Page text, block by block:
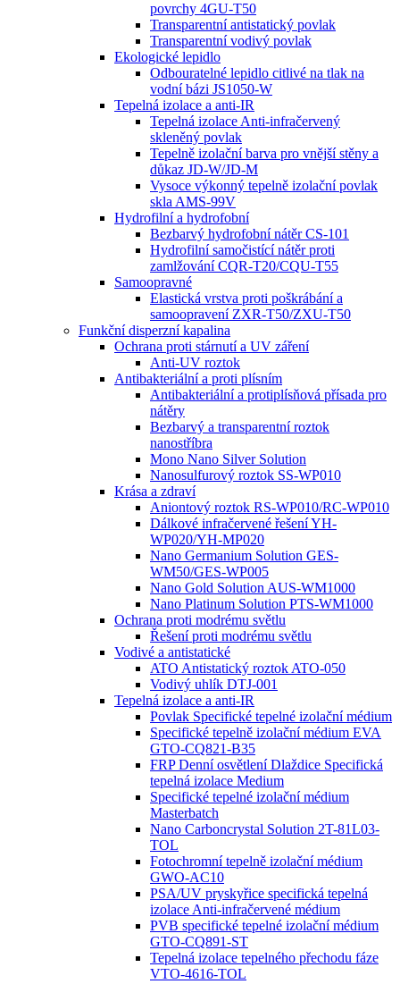
povrchy 4GU-T50
Transparentní antistatický povlak
Transparentní vodivý povlak
Ekologické lepidlo
Odbouratelné lepidlo citlivé na tlak na
vodní bázi JS1050-W
Tepelná izolace a anti-IR
Tepelná izolace Anti-infračervený
skleněný povlak
Tepelně izolační barva pro vnější stěny a
důkaz JD-W/JD-M
Vysoce výkonný tepelně izolační povlak
skla AMS-99V
Hydrofilní a hydrofobní
Bezbarvý hydrofobní nátěr CS-101
Hydrofilní samočistící nátěr proti
zamlžování CQR-T20/CQU-T55
Samoopravné
Elastická vrstva proti poškrábání a
samoopravení ZXR-T50/ZXU-T50
Funkční disperzní kapalina
Ochrana proti stárnutí a UV záření
Anti-UV roztok
Antibakteriální a proti plísním
Antibakteriální a protiplísňová přísada pro
nátěry
Bezbarvý a transparentní roztok
nanostříbra
Mono Nano Silver Solution
Nanosulfurový roztok SS-WP010
Krása a zdraví
Aniontový roztok RS-WP010/RC-WP010
Dálkové infračervené řešení YH-
WP020/YH-MP020
Nano Germanium Solution GES-
WM50/GES-WP005
Nano Gold Solution AUS-WM1000
Nano Platinum Solution PTS-WM1000
Ochrana proti modrému světlu
Řešení proti modrému světlu
Vodivé a antistatické
ATO Antistatický roztok ATO-050
Vodivý uhlík DTJ-001
Tepelná izolace a anti-IR
Povlak Specifické tepelné izolační médium
Specifické tepelně izolační médium EVA
GTO-CQ821-B35
FRP Denní osvětlení Dlaždice Specifická
tepelná izolace Medium
Specifické tepelné izolační médium
Masterbatch
Nano Carboncrystal Solution 2T-81L03-
TOL
Fotochromní tepelně izolační médium
GWO-AC10
PSA/UV pryskyřice specifická tepelná
izolace Anti-infračervené médium
PVB specifické tepelné izolační médium
GTO-CQ891-ST
Tepelná izolace tepelného přechodu fáze
VTO-4616-TOL